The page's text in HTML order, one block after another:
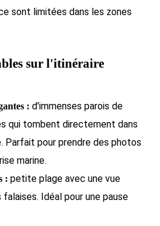
sont limitées dans les zones
sur l'itinéraire
: d'immenses parois de
qui tombent directement dans
Parfait pour prendre des photos
marine.
: petite plage avec une vue
Idéal pour une pause